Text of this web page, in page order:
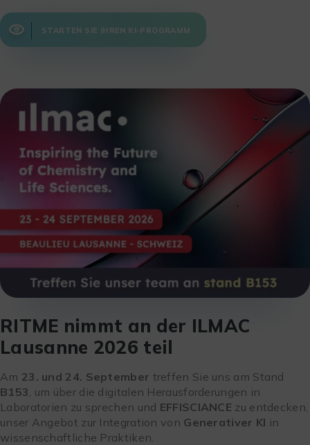
STARTEN SIE IHREN KI-PROGRAMM
RITME nimmt an der ILMAC
Lausanne 2026 teil
Am 23. und 24. September treffen Sie uns am Stand
B153 , um über die digitalen Herausforderungen in
Laboratorien zu sprechen und EFFISCIANCE zu entdecken,
unser Angebot zur Integration von Generativer KI in
wissenschaftliche Praktiken.